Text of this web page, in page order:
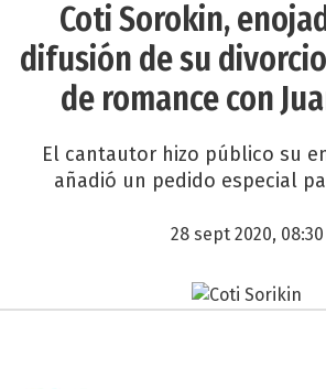
Coti Sorokin,
difusión de su
de romance con
El cantautor hizo público su
añadió un pedido especial
28 sept 2020, 08:30